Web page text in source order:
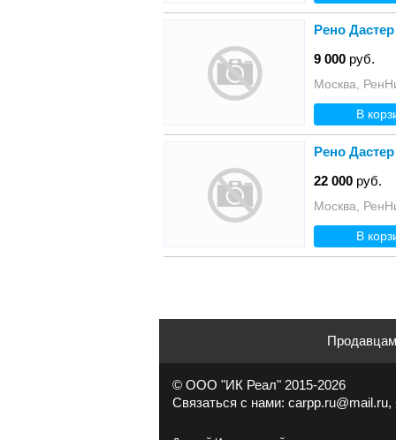
Рено
9 000 руб.
Москва,
В
Рено
22 000 руб.
Москва,
В
Продавцам
© ООО "ИК Реал" 2015-2026
Связаться с нами: carpp.ru@mail.ru,